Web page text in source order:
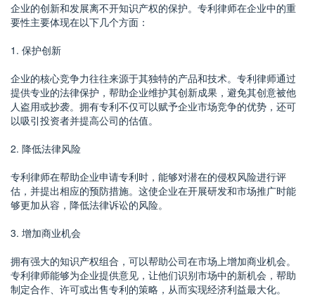
企业的创新和发展离不开知识产权的保护。专利律师在企业中的重
要性主要体现在以下几个方面：
1. 保护创新
企业的核心竞争力往往来源于其独特的产品和技术。专利律师通过
提供专业的法律保护，帮助企业维护其创新成果，避免其创意被他
人盗用或抄袭。拥有专利不仅可以赋予企业市场竞争的优势，还可
以吸引投资者并提高公司的估值。
2. 降低法律风险
专利律师在帮助企业申请专利时，能够对潜在的侵权风险进行评
估，并提出相应的预防措施。这使企业在开展研发和市场推广时能
够更加从容，降低法律诉讼的风险。
3. 增加商业机会
拥有强大的知识产权组合，可以帮助公司在市场上增加商业机会。
专利律师能够为企业提供意见，让他们识别市场中的新机会，帮助
制定合作、许可或出售专利的策略，从而实现经济利益最大化。